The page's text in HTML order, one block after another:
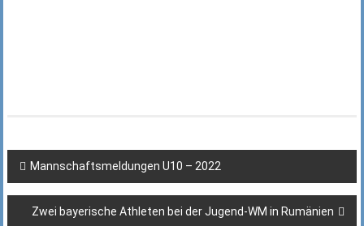
Beitragsnavigation
Mannschaftsmeldungen U10 – 2022
Zwei bayerische Athleten bei der Jugend-WM in Rumänien